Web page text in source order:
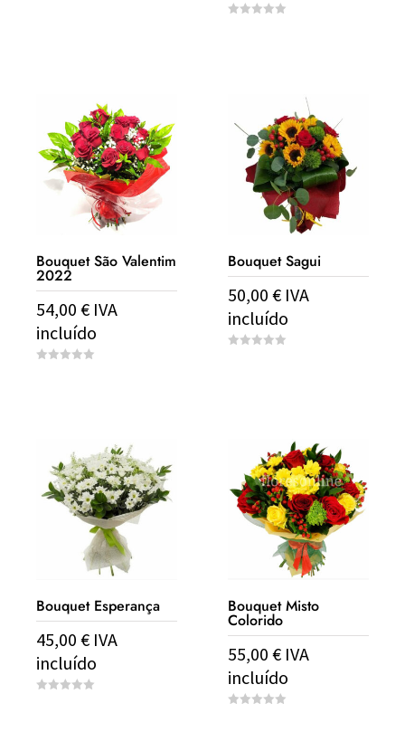
Bouquet São Valentim
2022
54,00 € IVA
incluído
Bouquet Sagui
50,00€ IVA
incluído
Bouquet Esperança
45,00 € IVA
incluído
Bouquet Misto
Colorido
55,00€ IVA
incluído